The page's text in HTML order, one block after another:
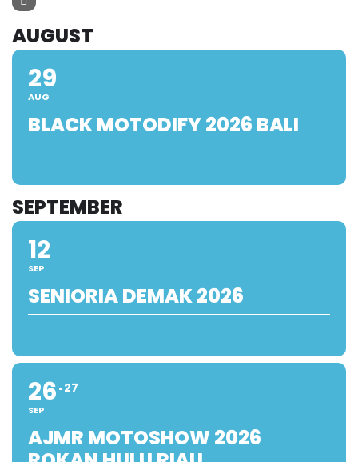
AUGUST
29
AUG
BLACK MOTODIFY 2026 BALI
SEPTEMBER
12
SEP
SENIORIA DEMAK 2026
26
SEP
27
AJMR MOTOSHOW 2026